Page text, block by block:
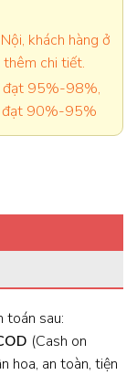
khách hàng ở
chi tiết.
đạt 95%-98%,
đạt 90%-95%
toán sau:
(Cash on
hoa, an toàn, tiện